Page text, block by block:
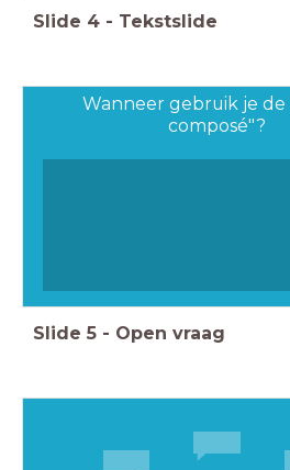
Slide 4 - Tekstslide
Wanneer gebruik je de
composé"?
Slide 5 - Open vraag